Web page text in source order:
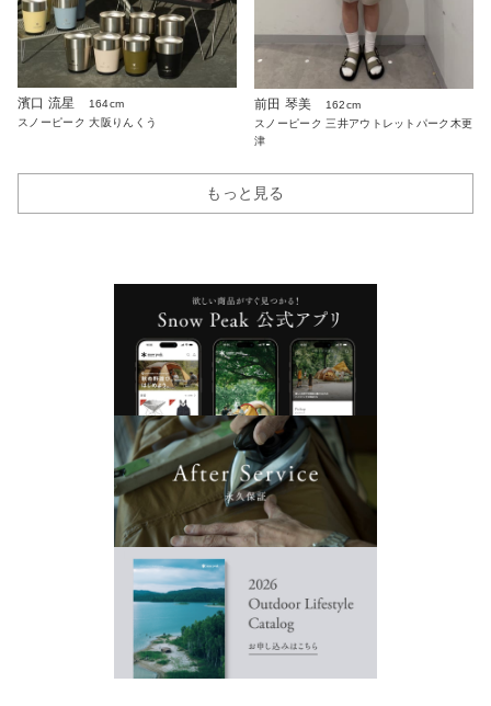
濱口 流星
164cm
スノーピーク 大阪りんくう
前田 琴美
162cm
スノーピーク 三井アウトレットパーク木更
津
もっと見る